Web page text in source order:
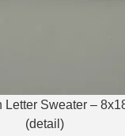
Sweater –
(detail)